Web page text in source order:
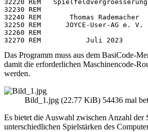
Das Programm muss aus dem BasiCode-
damit die erforderlichen Maschinencode-
werden.
Bild_1.jpg (22.77 KiB) 54436 mal
Es bietet die Auswahl zwischen Anzahl der
unterschiedlichen Spielstärken des